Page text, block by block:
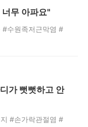
무 아파요"
#수원족저근막염 #
가 뻣뻣하고 안
#손가락관절염 #